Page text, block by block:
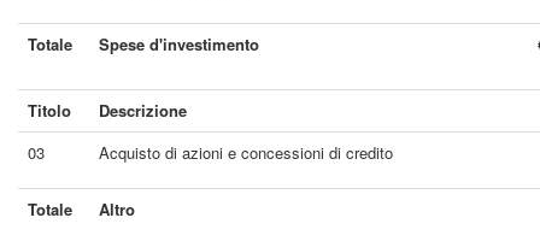
Totale Spese d'investimento
Titolo
Descrizione
03
Acquisto di azioni e concessioni di credito
Totale Altro